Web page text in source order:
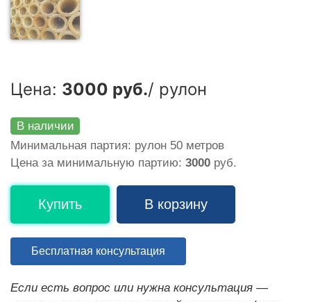
Цена: 3000 руб./ рулон
В наличии
Минимальная партия: рулон 50 метров
Цена за минимальную партию: 3000 руб.
Купить В корзину
Бесплатная консультация
Если есть вопрос или нужна консультация —